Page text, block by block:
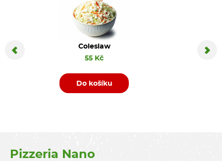
Coleslaw
55 Kč
Do košíku
Coca
Pizzeria Nano